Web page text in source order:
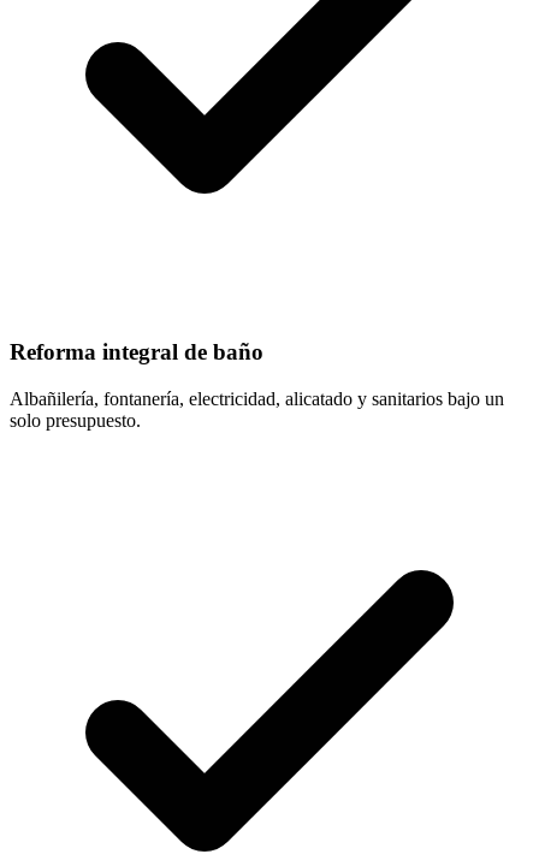
Reforma integral de baño
Albañilería, fontanería, electricidad, alicatado y sanitarios bajo un
solo presupuesto.